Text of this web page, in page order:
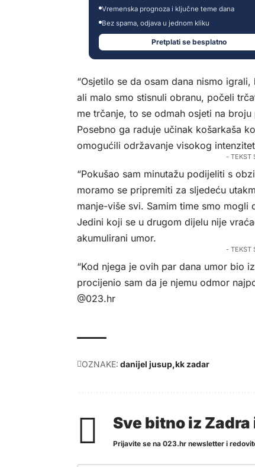
Vremenska prognoza i ključne teme dana
Bez spama, odjava u jednom kliku
Pretplati se besplatno
“Osjetilo se da osam dana nismo
ali malo smo stisnuli obranu, počeli
me trčanje, to se odmah osjeti na
Posebno ga raduje učinak košarkaša
omogućili održavanje visokog
- TEKST
“Pokušao sam minutažu podijeliti s
moramo se pripremiti za sljedeću
manje-više svi. Samim time smo mogli
Jedini koji se u drugom dijelu nije
akumulirani umor.
- TEKST
“Kod njega je ovih par dana umor bio
procijenio sam da je njemu odmor
@023.hr
OZNAKE: danijel jusup kk zadar
Sve bitno iz
Prijavite se na 023.hr newsletter i